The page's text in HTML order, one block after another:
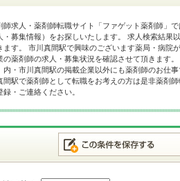
師求人・薬剤師転職サイト「ファゲット薬剤師」
・募集情報）をお探しいたします。 求人検索結果
ます。 市川真間駅で興味のございます薬局・病院
の薬剤師の求人・募集状況を確認させて頂きます
内・市川真間駅の掲載企業以外にも薬剤師のお仕
間駅で薬剤師として転職をお考えの方は是非薬剤
録・ご連絡ください。